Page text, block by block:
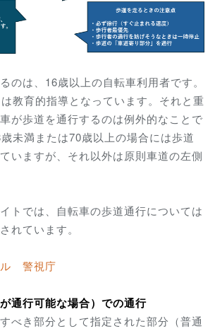
のは、16歳以上の自転車利用者です。
教育的指導となっています。それと重
が歩道を通行するのは例外的なことで
未満または70歳以上の場合には歩道
いますが、それ以外は原則車道の左側
トでは、自転車の歩道通行については
れています。
ル 警視庁
通行可能な場合）での通行
べき部分として指定された部分（普通